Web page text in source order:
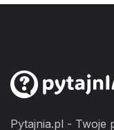
Pytajnia.pl - Twoje